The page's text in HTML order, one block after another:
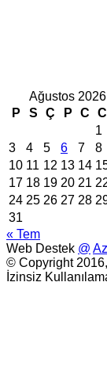
Ağustos 2026
P
S Ç P C C
1
3
4 5 6 7 8
10 11 12 13 14
17 18 19 20 21
24 25 26 27 28
31
« Tem
Web Destek @
© Copyright
İzinsiz